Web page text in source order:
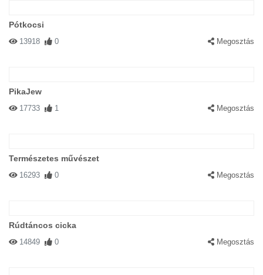
Pótkocsi
13918 0 Megosztás
PikaJew
17733 1 Megosztás
Természetes művészet
16293 0 Megosztás
Rúdtáncos cicka
14849 0 Megosztás